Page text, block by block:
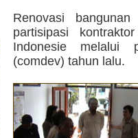
Renovasi
partisipasi
Indonesie melalui
(comdev) tahun lalu.